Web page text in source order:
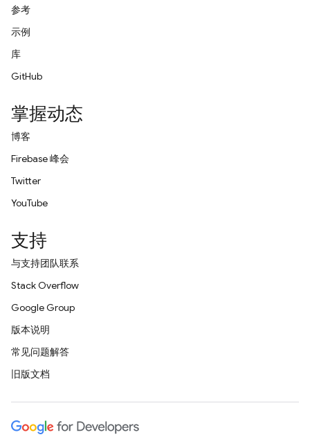
参考
示例
库
GitHub
掌握动态
博客
Firebase 峰会
Twitter
YouTube
支持
与支持团队联系
Stack Overflow
Google Group
版本说明
常见问题解答
旧版文档